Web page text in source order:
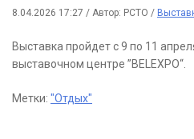
8.04.2026 17:27 / Автор: РСТО /
Выставка пройдет с 9 по 11
выставочном центре ”BELEXPO“.
Метки: "Отдых"